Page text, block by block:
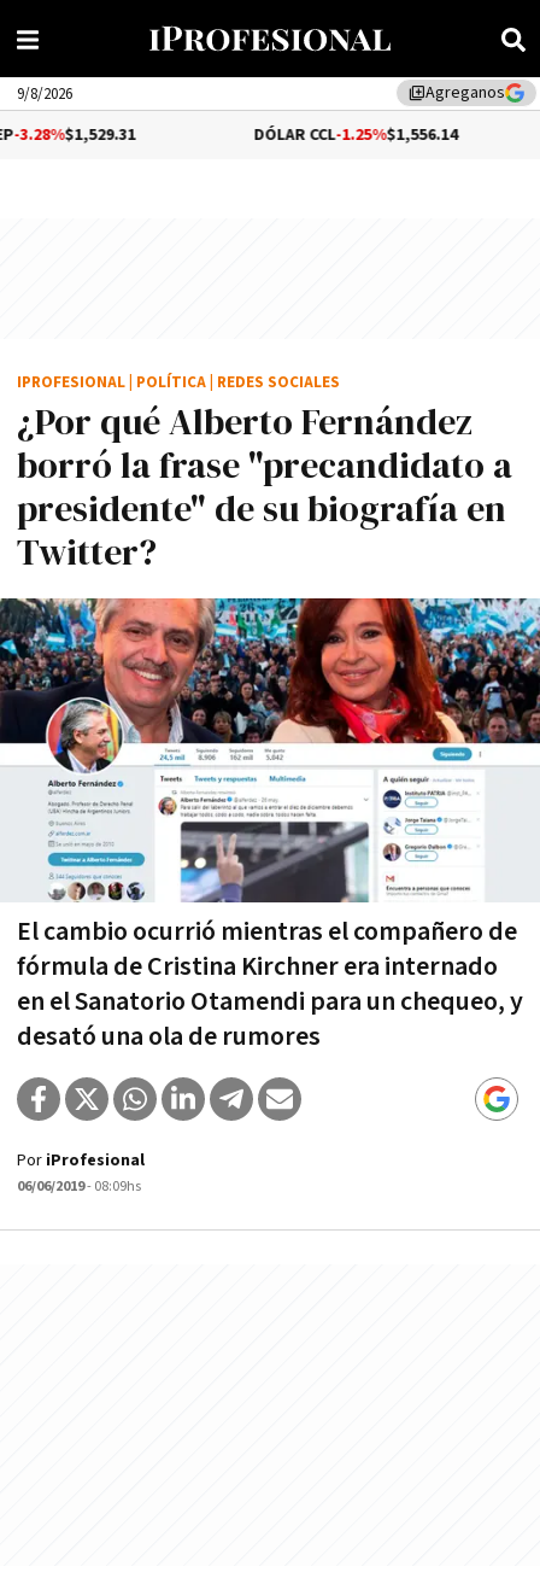
library_addAgreganos
9/8/2026
-1.25%$1,556.14
¿Por qué Alberto Fernández
borró la frase "precandidato a
presidente" de su biografía en
Twitter?
El cambio ocurrió mientras el compañero de
fórmula de Cristina Kirchner era internado
en el Sanatorio Otamendi para un chequeo, y
desató una ola de rumores
IPROFESIONAL POLÍTICA REDES SOCIALES
Por iProfesional
06/06/2019- 08:09hs